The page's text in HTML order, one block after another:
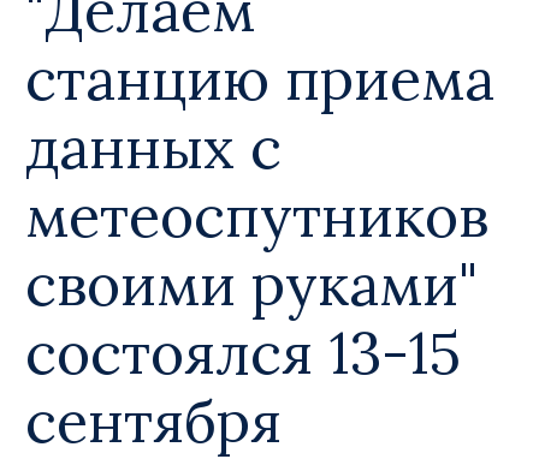
станцию приема
данных с
метеоспутников
своими руками"
состоялся 13-15
сентября